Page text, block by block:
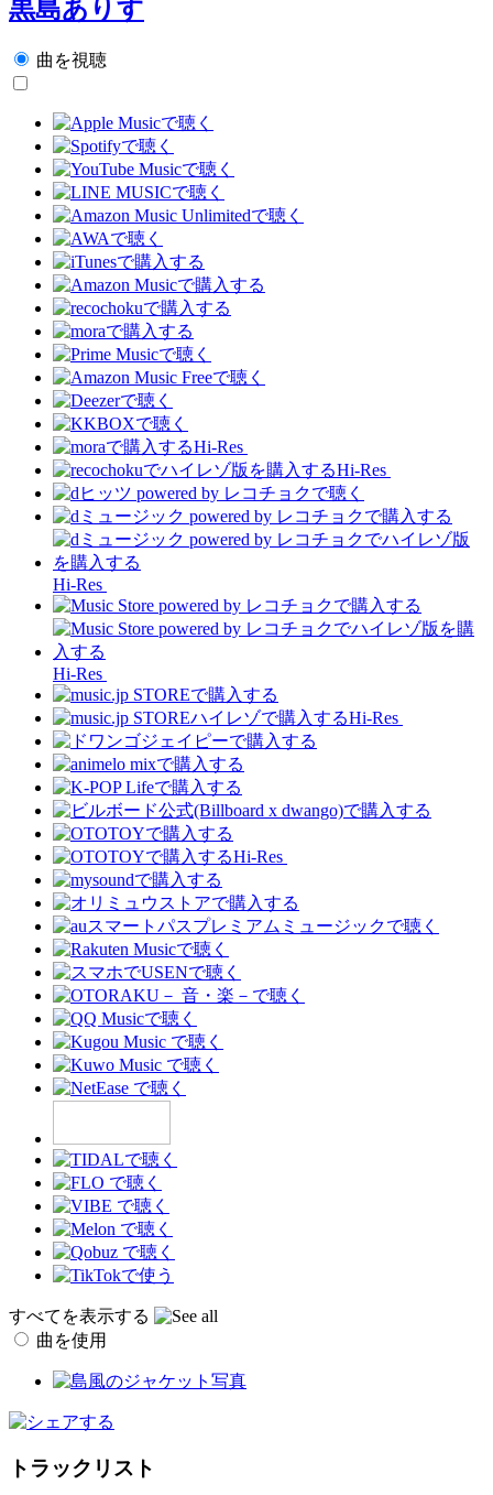
黒島ありす
曲を視聴
Hi-Res
Hi-Res
Hi-Res
Hi-Res
Hi-Res
Hi-Res
すべてを表示する
曲を使用
トラックリスト